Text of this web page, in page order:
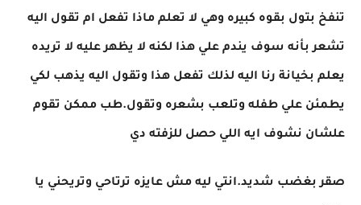
تنفخ بتول بقوه كبيره وهي لا تعلم ماذا تفعل ام تقول اليه
تشعر بأنه سوف يندم علي هذا لكنه لا يظهر عليه لا تريده
يعلم بخيانة رنا اليه لذلك تفعل هذا وتقول اليه يذهب لكي
يطمئن علي طفله وتلعب بشعره وتقول.طب ممكن تقوم
علشان نشوف ايه اللي حصل للزفته دي
صقر بغضب شديد.انتي ليه مش عايزه ترتاحي وتريحني يا